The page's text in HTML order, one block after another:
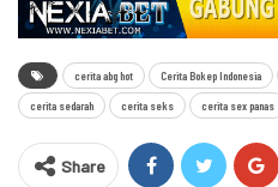
cerita abg hot Cerita Bokep Indonesia
cerita sedarah cerita seks cerita sex panas
Share